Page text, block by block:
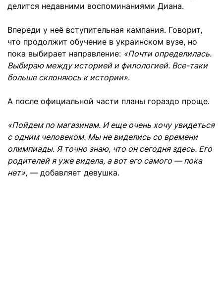
делится недавними воспоминаниями Диана.
Впереди у неё вступительная кампания. Говорит,
что продолжит обучение в украинском вузе, но
пока выбирает направление: «Почти определилась.
Выбираю между историей и филологией. Все-таки
больше склоняюсь к истории».
А после официальной части планы гораздо проще.
«Пойдем по магазинам. И еще очень хочу увидеться
с одним человеком. Мы не виделись со времени
олимпиады. Я точно знаю, что он сегодня здесь. Его
родителей я уже видела, а вот его самого — пока
нет», — добавляет девушка.